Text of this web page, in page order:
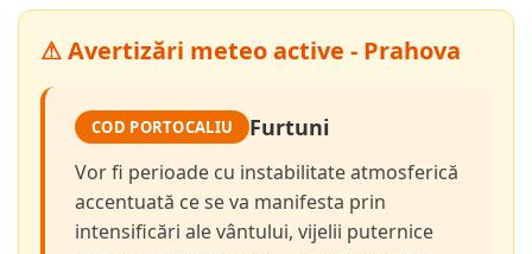
⚠ Avertizări meteo active - Prahova
COD PORTOCALIU Furtuni
Vor fi perioade cu instabilitate atmosferică
accentuată ce se va manifesta prin
intensificări ale vântului, vijelii puternice